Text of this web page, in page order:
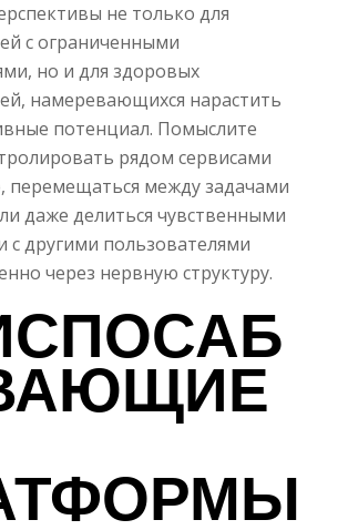
не только для
с ограниченными
но и для здоровых
намеревающихся нарастить
потенциал. Помыслите
рядом сервисами
перемещаться между задачами
даже делиться чувственными
с другими пользователями
через нервную структуру.